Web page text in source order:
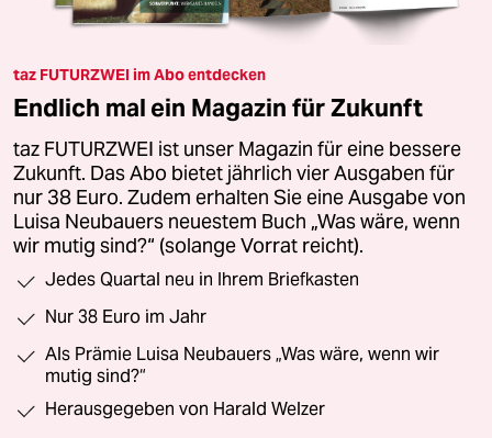
taz FUTURZWEI im Abo entdecken
Endlich mal ein Magazin für Zukunft
taz FUTURZWEI ist unser Magazin für eine bessere
Zukunft. Das Abo bietet jährlich vier Ausgaben für
nur 38 Euro. Zudem erhalten Sie eine Ausgabe von
Luisa Neubauers neuestem Buch „Was wäre, wenn
wir mutig sind?“ (solange Vorrat reicht).
Jedes Quartal neu in Ihrem Briefkasten
Nur 38 Euro im Jahr
Als Prämie Luisa Neubauers „Was wäre, wenn wir
mutig sind?“
Herausgegeben von Harald Welzer